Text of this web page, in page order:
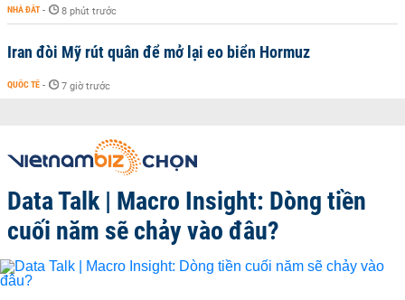
NHÀ ĐẤT - 8 phút trước
Iran đòi Mỹ rút quân để mở lại eo biển Hormuz
QUỐC TẾ - 7 giờ trước
Data Talk | Macro Insight: Dòng tiền
cuối năm sẽ chảy vào đâu?